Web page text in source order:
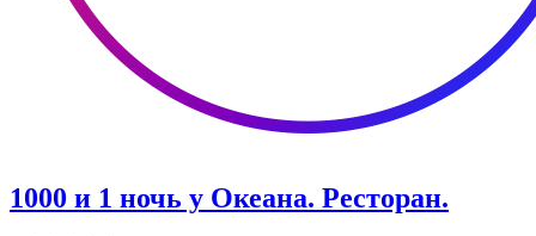
1000 и 1 ночь у Океана. Ресторан.